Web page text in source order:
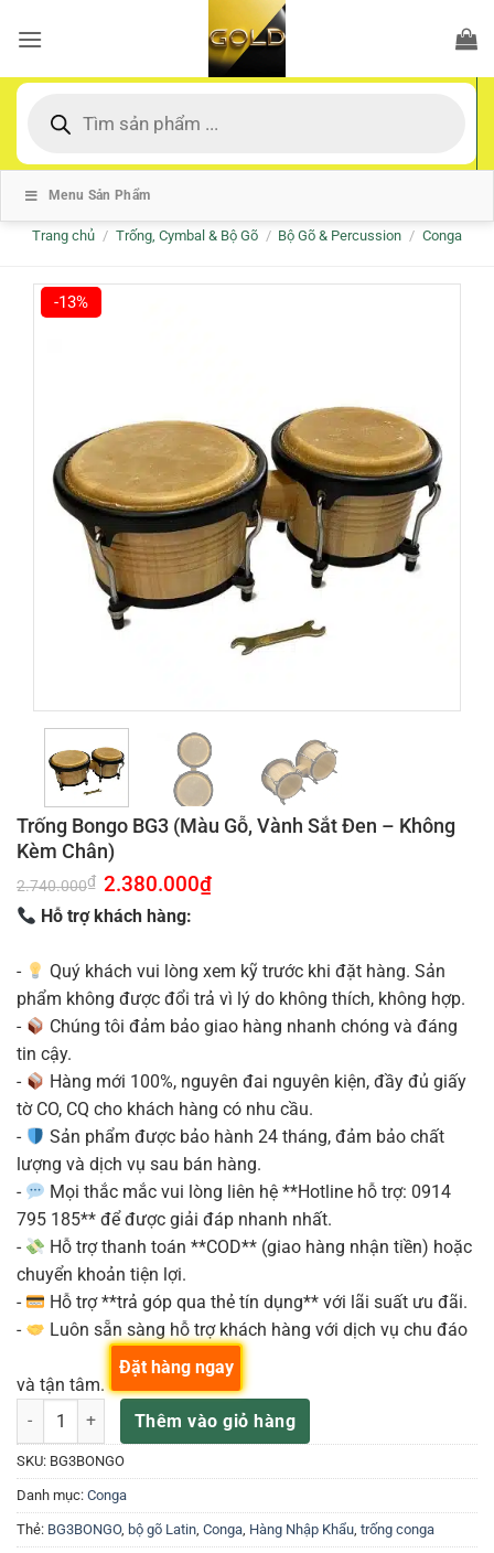
qua
dung
kiếm
Menu Sản Phẩm
Trang chủ / Trống, Cymbal & Bộ Gõ / Bộ Gõ & Percussion / Conga
-13%
Trống Bongo BG3 (Màu Gỗ, Vành Sắt Đen – Không
Kèm Chân)
2.740.000₫ Giá
gốc
là:
2.740.000₫.
2.380.000₫Giá
Hỗ trợ khách hàng:
-
Quý khách vui lòng xem kỹ trước khi đặt hàng. Sản
phẩm không được đổi trả vì lý do không thích, không hợp.
-
Chúng tôi đảm bảo giao hàng nhanh chóng và đáng
tin cậy.
-
Hàng mới 100%, nguyên đai nguyên kiện, đầy đủ giấy
tờ CO, CQ cho khách hàng có nhu cầu.
-
Sản phẩm được bảo hành 24 tháng, đảm bảo chất
lượng và dịch vụ sau bán hàng.
-
Mọi thắc mắc vui lòng liên hệ **Hotline hỗ trợ: 0914
795 185** để được giải đáp nhanh nhất.
-
Hỗ trợ thanh toán **COD** (giao hàng nhận tiền) hoặc
chuyển khoản tiện lợi.
-
Hỗ trợ **trả góp qua thẻ tín dụng** với lãi suất ưu đãi.
-
Luôn sẵn sàng hỗ trợ khách hàng với dịch vụ chu đáo
và tận tâm.
Trống Bongo BG3 (Màu Gỗ, Vành Sắt Đen – Không Kèm Chân) số
Thêm vào giỏ hàng
Đặt hàng ngay
SKU: BG3BONGO
Danh mục: Conga
Thẻ: BG3BONGO, bộ gõ Latin, Conga, Hàng Nhập Khẩu, trống conga